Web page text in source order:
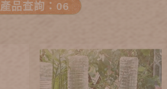
產品查詢：06